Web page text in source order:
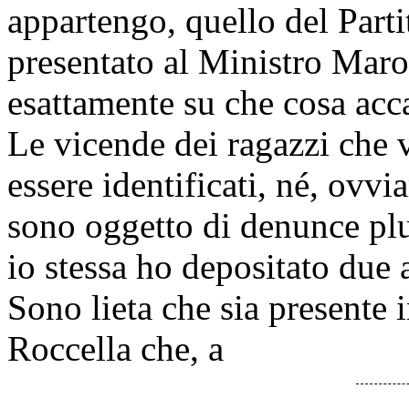
appartengo, quello del
presentato al Ministro
esattamente su che cosa
Le vicende dei ragazzi che
essere identificati, né,
sono oggetto di denunce
io stessa ho depositato due
Sono lieta che sia
Roccella che, a